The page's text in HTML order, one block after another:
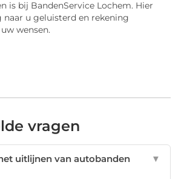
is bij BandenService Lochem. Hier
u geluisterd en rekening
wensen.
vragen
uitlijnen van autobanden
▼